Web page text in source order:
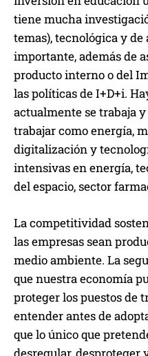
tiene mucha
temas), tecnológica y
importante, además de
producto interno o del
las políticas de I+D+i.
actualmente se trabaja
trabajar como energía,
digitalización y
intensivas en energía,
del espacio, sector
La competitividad
las empresas sean
medio ambiente. La
que nuestra economía
proteger los puestos de
entender antes de
que lo único que